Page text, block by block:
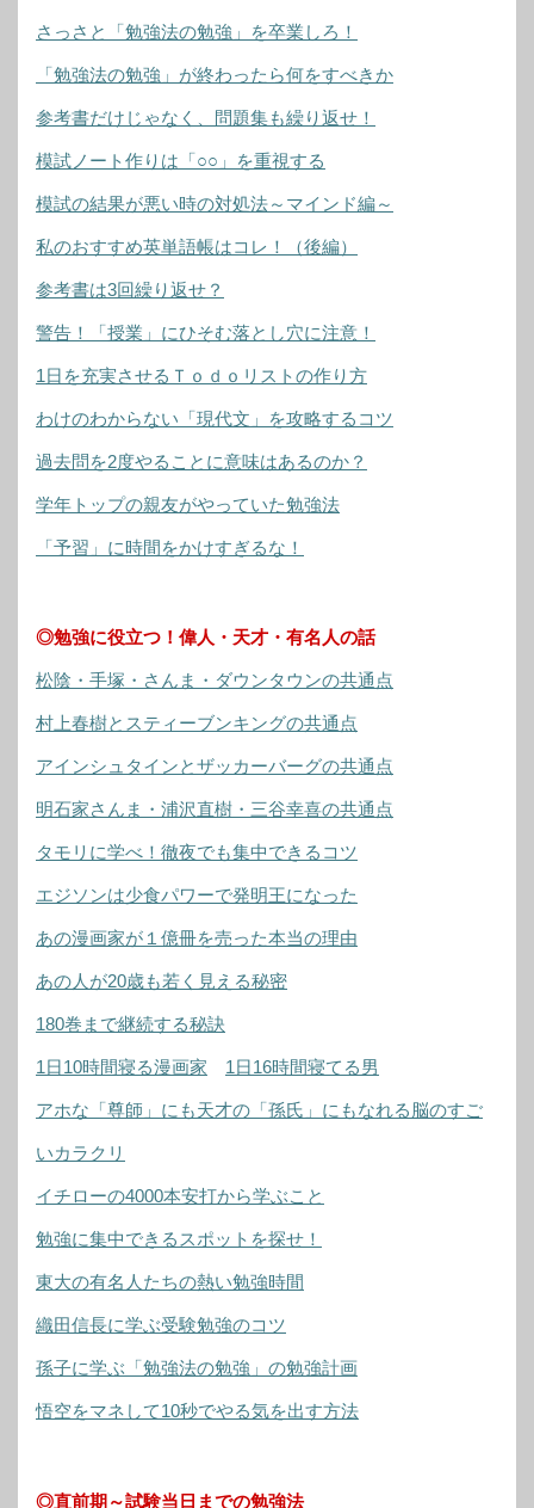
さっさと「勉強法の勉強」を卒業しろ！
「勉強法の勉強」が終わったら何をすべきか
参考書だけじゃなく、問題集も繰り返せ！
模試ノート作りは「○○」を重視する
模試の結果が悪い時の対処法～マインド編～
私のおすすめ英単語帳はコレ！（後編）
参考書は3回繰り返せ？
警告！「授業」にひそむ落とし穴に注意！
1日を充実させるＴｏｄｏリストの作り方
わけのわからない「現代文」を攻略するコツ
過去問を2度やることに意味はあるのか？
学年トップの親友がやっていた勉強法
「予習」に時間をかけすぎるな！
◎勉強に役立つ！偉人・天才・有名人の話
松陰・手塚・さんま・ダウンタウンの共通点
村上春樹とスティーブンキングの共通点
アインシュタインとザッカーバーグの共通点
明石家さんま・浦沢直樹・三谷幸喜の共通点
タモリに学べ！徹夜でも集中できるコツ
エジソンは少食パワーで発明王になった
あの漫画家が１億冊を売った本当の理由
あの人が20歳も若く見える秘密
180巻まで継続する秘訣
1日10時間寝る漫画家 1日16時間寝てる男
アホな「尊師」にも天才の「孫氏」にもなれる脳のすご
いカラクリ
イチローの4000本安打から学ぶこと
勉強に集中できるスポットを探せ！
東大の有名人たちの熱い勉強時間
織田信長に学ぶ受験勉強のコツ
孫子に学ぶ「勉強法の勉強」の勉強計画
悟空をマネして10秒でやる気を出す方法
◎直前期～試験当日までの勉強法